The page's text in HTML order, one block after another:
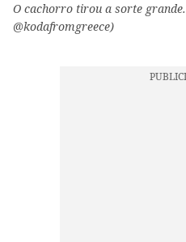
O cachorro tirou a sorte
@kodafromgreece)